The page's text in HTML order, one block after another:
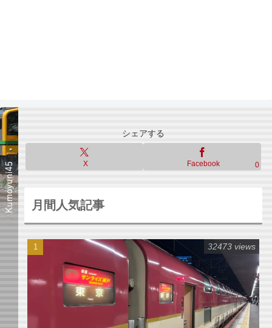
シェアする
X Facebook 0
月間人気記事
32473 views